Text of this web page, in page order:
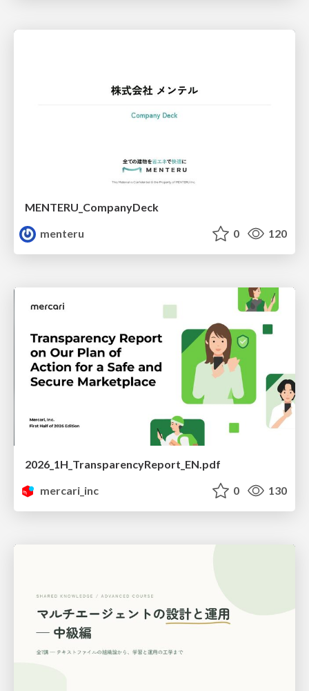
MENTERU_CompanyDeck
menteru
0 120
2026_1H_TransparencyReport_EN.pdf
mercari_inc
0 130